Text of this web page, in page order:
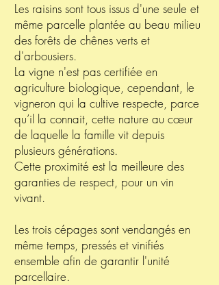
Les raisins sont tous issus d'une seule et
même parcelle plantée au beau milieu
des forêts de chênes verts et
d'arbousiers.
La vigne n'est pas certifiée en
agriculture biologique, cependant, le
vigneron qui la cultive respecte, parce
qu’il la connait, cette nature au cœur
de laquelle la famille vit depuis
plusieurs générations.
Cette proximité est la meilleure des
garanties de respect, pour un vin
vivant.
Les trois cépages sont vendangés en
même temps, pressés et vinifiés
ensemble afin de garantir l'unité
parcellaire.